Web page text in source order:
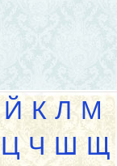
Й К Л М
Ц Ч Ш Щ